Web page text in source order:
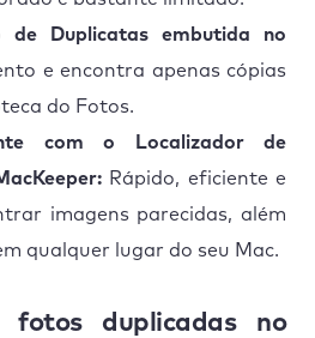
de Duplicatas embutida no
e encontra apenas cópias
do Fotos.
com o Localizador de
Rápido, eficiente e
imagens parecidas, além
qualquer lugar do seu Mac.
fotos duplicadas no